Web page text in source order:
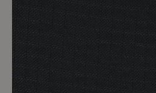
Handumdrehen erledigt. Der dadurch zu
länger an. Die Überwürfe trotzen zu
anderen ungünstigen
sollten Sie also keinesfalls sparen.
Hundertfach auszahlen, so dass Sie
aussehenden Möbeln
Bitte beachten Sie, dass sich die